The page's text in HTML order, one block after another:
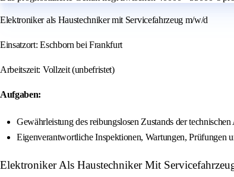
Elektroniker als Haustechniker mit Servicefahrzeug m/w/d
Einsatzort: Eschborn bei Frankfurt
Arbeitszeit: Vollzeit (unbefristet)
Aufgaben:
Gewährleistung des reibungslosen Zustands der
Eigenverantwortliche Inspektionen, Wartungen, Prüfungen
Elektroniker Als Haustechniker Mit